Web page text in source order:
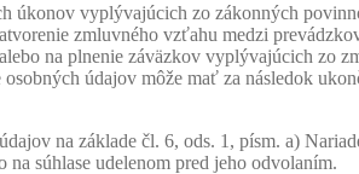
úkonov vyplývajúcich zo zákonných
zmluvného vzťahu medzi
na plnenie záväzkov vyplývajúcich zo
údajov môže mať za následok
na základe čl. 6, ods. 1, písm. a)
na súhlase udelenom pred jeho odvolaním.